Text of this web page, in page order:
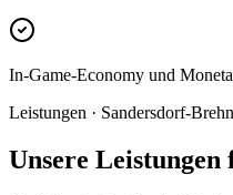
In-Game-Economy und
Leistungen · Sandersdorf-
Unsere